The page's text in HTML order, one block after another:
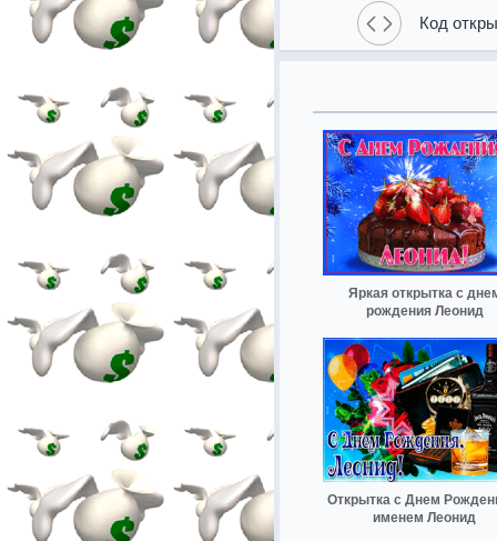
Код
Яркая открытка с
рождения Леонид
Открытка с Днем
именем Леонид